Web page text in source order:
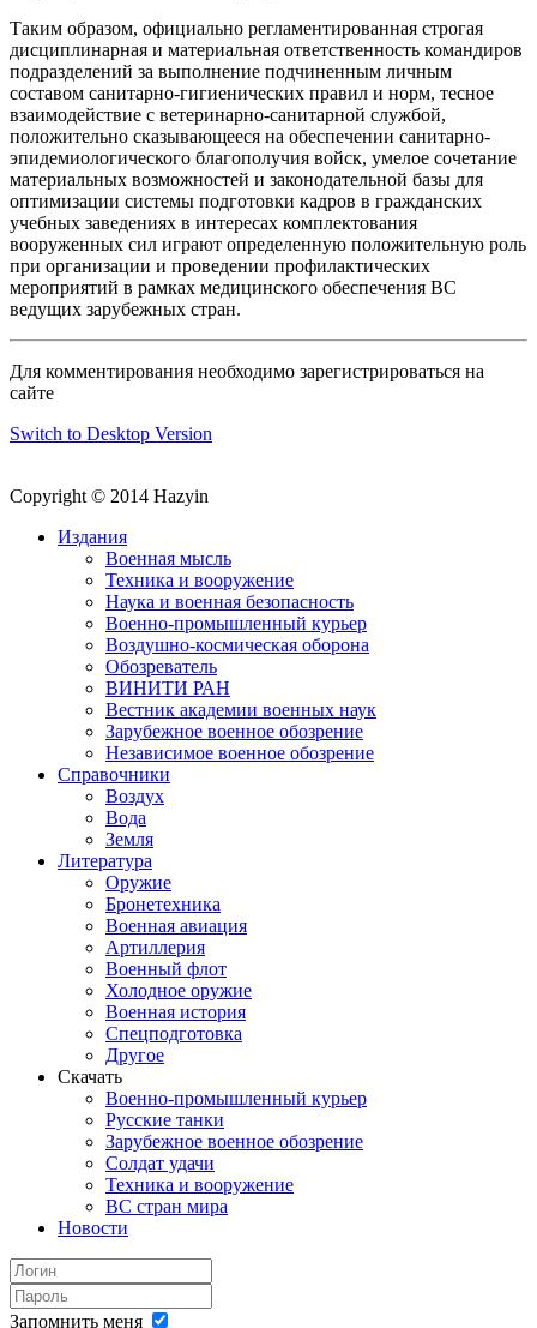
Таким образом, официально регламентированная строгая
дисциплинарная и материальная ответственность командиров
подразделений за выполнение подчиненным личным
составом санитарно-гигиенических правил и норм, тесное
взаимодействие с ветеринарно-санитарной службой,
положительно сказывающееся на обеспечении санитарно-
эпидемиологического благополучия войск, умелое сочетание
материальных возможностей и законодательной базы для
оптимизации системы подготовки кадров в гражданских
учебных заведениях в интересах комплектования
вооруженных сил играют определенную положительную роль
при организации и проведении профилактических
мероприятий в рамках медицинского обеспечения ВС
ведущих зарубежных стран.
Для комментирования необходимо зарегистрироваться на
сайте
Switch to Desktop Version
Copyright © 2014 Hazyin
Издания
Военная мысль
Техника и вооружение
Наука и военная безопасность
Военно-промышленный курьер
Воздушно-космическая оборона
Обозреватель
ВИНИТИ РАН
Вестник академии военных наук
Зарубежное военное обозрение
Независимое военное обозрение
Справочники
Воздух
Вода
Земля
Литература
Оружие
Бронетехника
Военная авиация
Артиллерия
Военный флот
Холодное оружие
Военная история
Спецподготовка
Другое
Скачать
Военно-промышленный курьер
Русские танки
Зарубежное военное обозрение
Солдат удачи
Техника и вооружение
ВС стран мира
Новости
Запомнить меня